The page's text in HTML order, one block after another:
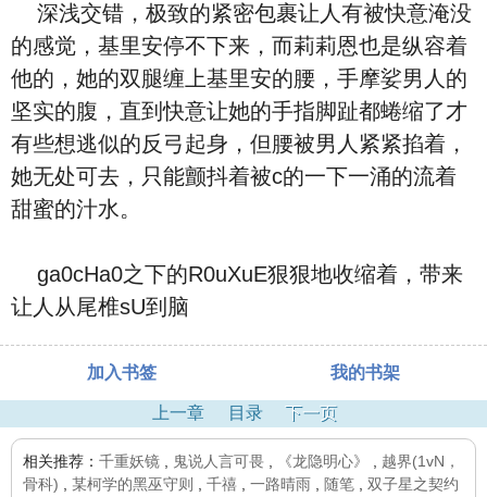
深浅交错，极致的紧密包裹让人有被快意淹没
的感觉，基里安停不下来，而莉莉恩也是纵容着
他的，她的双腿缠上基里安的腰，手摩娑男人的
坚实的腹，直到快意让她的手指脚趾都蜷缩了才
有些想逃似的反弓起身，但腰被男人紧紧掐着，
她无处可去，只能颤抖着被c的一下一涌的流着
甜蜜的汁水。
ga0cHa0之下的R0uXuE狠狠地收缩着，带来
让人从尾椎sU到脑
加入书签 我的书架
上一章 目录 下一页
相关推荐： 千重妖镜 鬼说人言可畏 《龙隐明心》
越界(1vN，
骨科)
某柯学的黑巫守则 千禧 一路晴雨 随笔 双子星之契约